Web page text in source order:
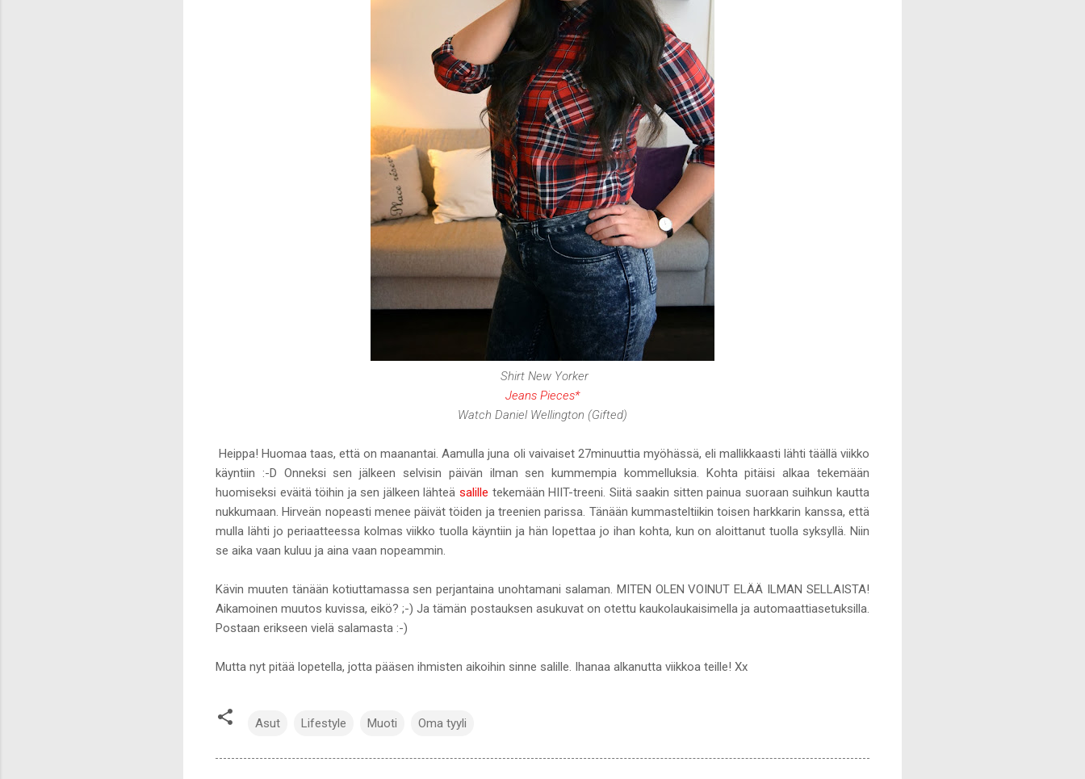
Shirt New Yorker
Jeans Pieces*
Watch Daniel Wellington (Gifted)
Heippa! Huomaa taas, että on maanantai. Aamulla juna oli vaivaiset 27minuuttia myöhässä, eli mallikkaasti lähti täällä viikko
käyntiin :-D Onneksi sen jälkeen selvisin päivän ilman sen kummempia kommelluksia. Kohta pitäisi alkaa tekemään
huomiseksi eväitä töihin ja sen jälkeen lähteä salille tekemään HIIT-treeni. Siitä saakin sitten painua suoraan suihkun kautta
nukkumaan. Hirveän nopeasti menee päivät töiden ja treenien parissa. Tänään kummasteltiikin toisen harkkarin kanssa, että
mulla lähti jo periaatteessa kolmas viikko tuolla käyntiin ja hän lopettaa jo ihan kohta, kun on aloittanut tuolla syksyllä. Niin
se aika vaan kuluu ja aina vaan nopeammin.
Kävin muuten tänään kotiuttamassa sen perjantaina unohtamani salaman. MITEN OLEN VOINUT ELÄÄ ILMAN SELLAISTA!
Aikamoinen muutos kuvissa, eikö? ;-) Ja tämän postauksen asukuvat on otettu kaukolaukaisimella ja automaattiasetuksilla.
Postaan erikseen vielä salamasta :-)
Mutta nyt pitää lopetella, jotta pääsen ihmisten aikoihin sinne salille. Ihanaa alkanutta viikkoa teille! Xx
Asut Lifestyle Muoti Oma tyyli